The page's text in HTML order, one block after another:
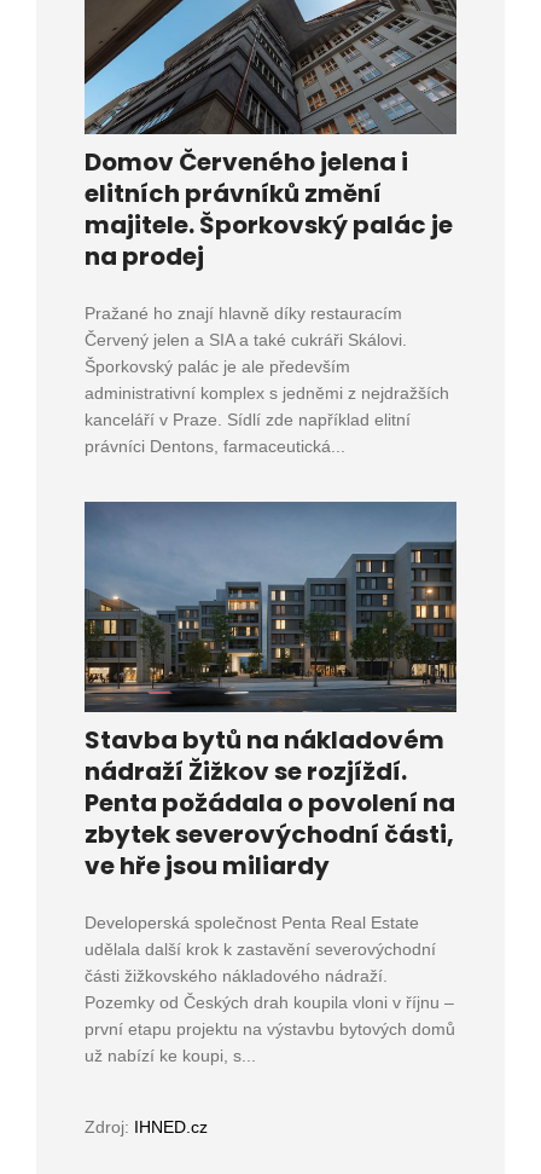
Domov Červeného jelena i
elitních právníků změní
majitele. Šporkovský palác je
na prodej
Pražané ho znají hlavně díky restauracím
Červený jelen a SIA a také cukráři Skálovi.
Šporkovský palác je ale především
administrativní komplex s jedněmi z nejdražších
kanceláří v Praze. Sídlí zde například elitní
právníci Dentons, farmaceutická...
Stavba bytů na nákladovém
nádraží Žižkov se rozjíždí.
Penta požádala o povolení na
zbytek severovýchodní části,
ve hře jsou miliardy
Developerská společnost Penta Real Estate
udělala další krok k zastavění severovýchodní
části žižkovského nákladového nádraží.
Pozemky od Českých drah koupila vloni v říjnu –
první etapu projektu na výstavbu bytových domů
už nabízí ke koupi, s...
Zdroj: IHNED.cz